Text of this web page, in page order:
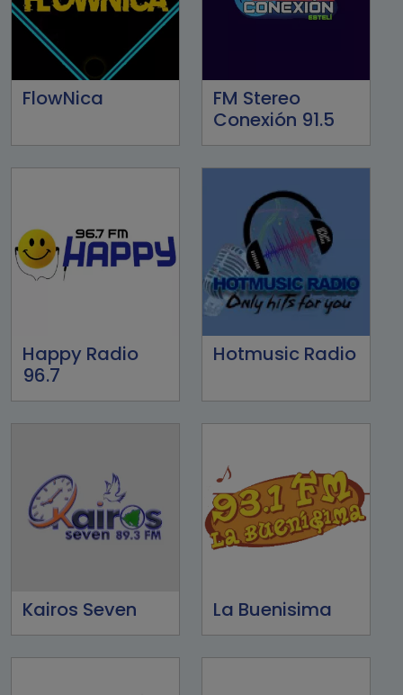
FlowNica
FM Stereo
Conexión 91.5
Happy Radio
96.7
Hotmusic Radio
Kairos Seven La Buenisima